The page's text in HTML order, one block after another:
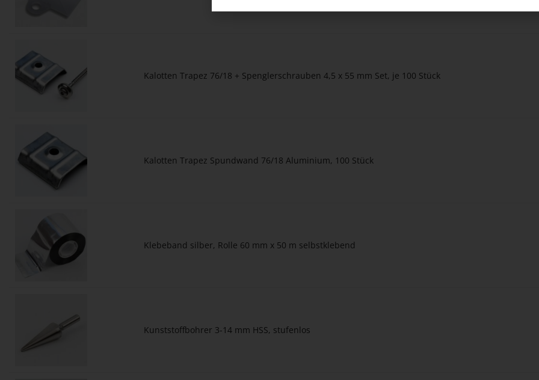
Kalotten Trapez 76/18 + Spenglerschrauben 4,5 x 55 mm Set, je 100 Stück
Kalotten Trapez Spundwand 76/18 Aluminium, 100 Stück
Klebeband silber, Rolle 60 mm x 50 m selbstklebend
Kunststoffbohrer 3-14 mm HSS, stufenlos